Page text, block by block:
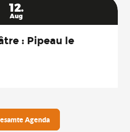
12.
Aug
: Pipeau le
Agenda